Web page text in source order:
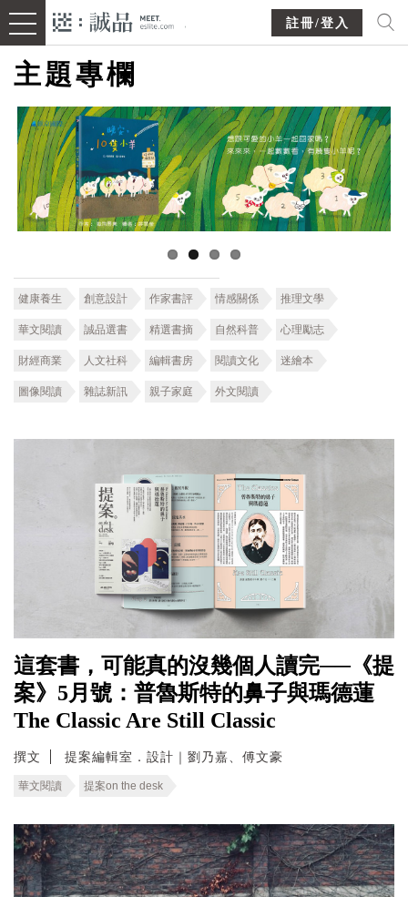
註冊/登入
主題專欄
健康養生 創意設計 作家書評 情感關係 推理文學
華文閱讀 誠品選書 精選書摘 自然科普 心理勵志
財經商業 人文社科 編輯書房 閱讀文化 迷繪本
圖像閱讀 雜誌新訊 親子家庭 外文閱讀
這套書，可能真的沒幾個人讀完──《提
案》5月號：普魯斯特的鼻子與瑪德蓮
The Classic Are Still Classic
撰文 提案編輯室．設計｜劉乃嘉、傅文豪
華文閱讀 提案on the desk